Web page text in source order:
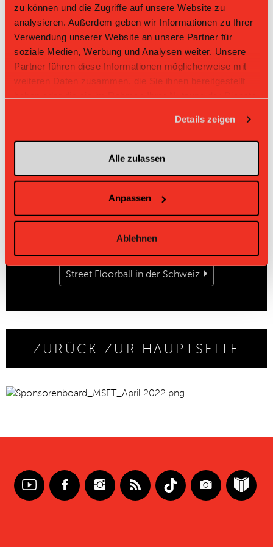
zu können und die Zugriffe auf unsere Website zu
analysieren. Außerdem geben wir Informationen zu Ihrer
Verwendung unserer Website an unsere Partner für
soziale Medien, Werbung und Analysen weiter. Unsere
Partner führen diese Informationen möglicherweise mit
weiteren Daten zusammen, die Sie ihnen bereitgestellt
Details zeigen
Alle zulassen
Anpassen
Ablehnen
Turnier in Bern
Wann : 3. Juli 2022
Wo: Bundesplatz
Links
Offizielle Website WM 2022
Street Floorball in der Schweiz
ZURÜCK ZUR HAUPTSEITE